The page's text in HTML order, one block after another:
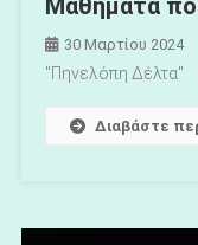
Μαθήματα
30 Μαρτίου 2024
"Πηνελόπη Δέλτα"
Διαβάστε